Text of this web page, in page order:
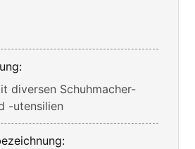
diversen Schuhmacher-
-utensilien